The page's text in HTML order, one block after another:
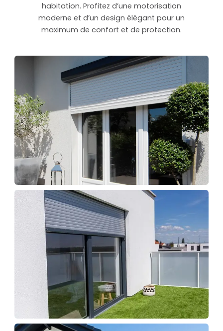
habitation. Profitez d’une motorisation
moderne et d’un design élégant pour un
maximum de confort et de protection.